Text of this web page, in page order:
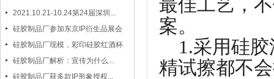
2021.10.21-10.24第24届深圳...
硅胶制品厂参加东京IP衍生品展会
硅胶制品厂现模，彩印硅胶红酒杯
硅胶制品厂解析：宣传为什么...
硅胶制品厂获多款IP形象授权...
最佳工艺，
案。
1.采用硅
精试擦都不